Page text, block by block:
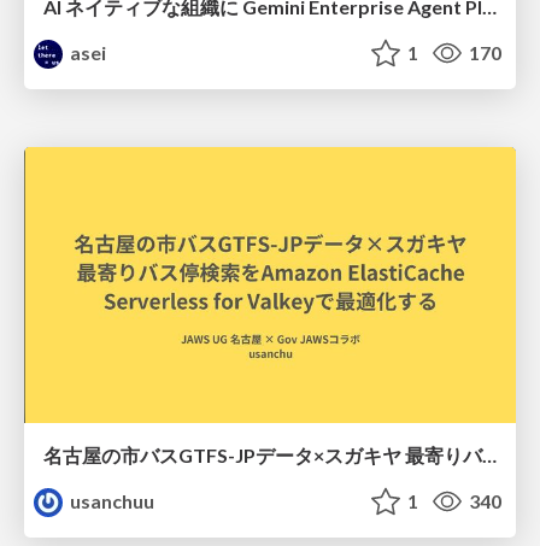
asei
1 170
名古屋の市バスGTFS-JPデータ×スガキヤ 最寄りバス停検索をAmazon ElastiCache Serverless for Valkeyで最適化する
usanchuu
1 340